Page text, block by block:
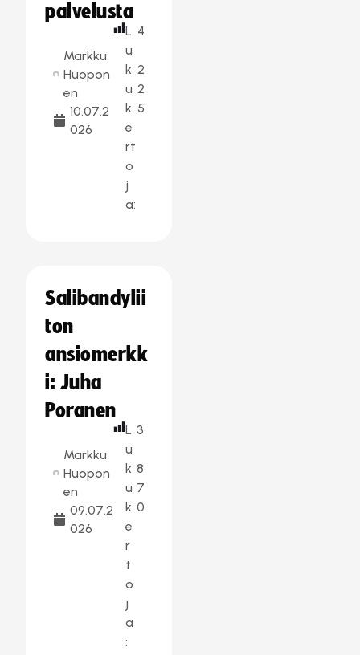
palvelusta
Markku
Huopon
en
10.07.2
026
L
u
k
u
k
e
rt
o
j
a:
4
2
2
5
Salibandylii
ton
ansiomerkk
i: Juha
Poranen
Markku
Huopon
en
09.07.2
026
L
u
k
u
k
e
r
t
o
j
a
:
3
8
7
0